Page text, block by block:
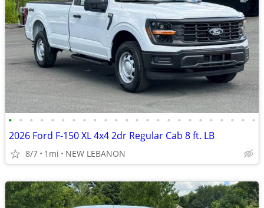
• • • • • • • • • • • • • • • • • • • • • • • •
2026 Ford F-150 XL 4x4 2dr Regular Cab 8 ft. LB
8/7 1mi NEW LEBANON